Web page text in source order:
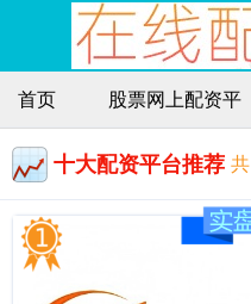
首页 股票网上配资平
十大配资平台推荐 共